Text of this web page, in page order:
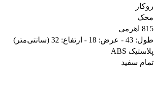
روکار
محک
815 اهرمی
طول: 43 - عرض: 18 - ارتفاع: 32 (سانتی‌متر)
پلاستیک ABS
تمام سفید